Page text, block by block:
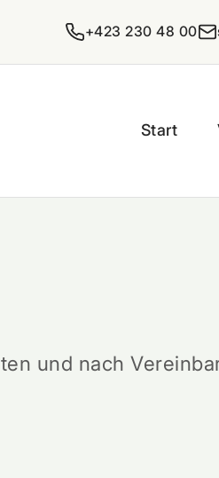
+423 230 48 00
Start
und nach